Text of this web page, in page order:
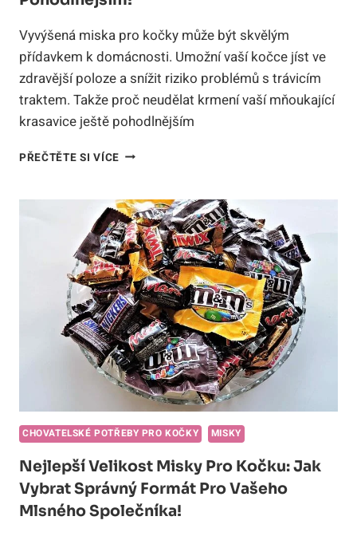
Vyvýšená miska pro kočky může být skvělým
přídavkem k domácnosti. Umožní vaší kočce jíst ve
zdravější poloze a snížit riziko problémů s trávicím
traktem. Takže proč neudělat krmení vaší mňoukající
krasavice ještě pohodlnějším
PŘEČTĚTE SI VÍCEVYVÝŠENÁ
KOČKY:
UČIŇTE
KRMENÍ
VAŠÍ
MŇOUKAJÍCÍ
KRASAVICE
POHODLNĚJŠÍM!
CHOVATELSKÉ POTŘEBY PRO KOČKY MISKY
Nejlepší Velikost Misky Pro Kočku: Jak
Vybrat Správný Formát Pro Vašeho
Mlsného Společníka!